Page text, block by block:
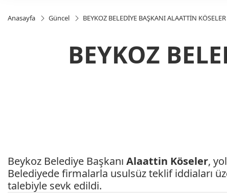
Anasayfa Güncel BEYKOZ BELEDİYE BAŞKANI ALAATTİN
BEYKOZ
Beykoz Belediye Başkanı Alaattin Köseler,
Belediyede firmalarla usulsüz teklif iddiaları
talebiyle sevk edildi.